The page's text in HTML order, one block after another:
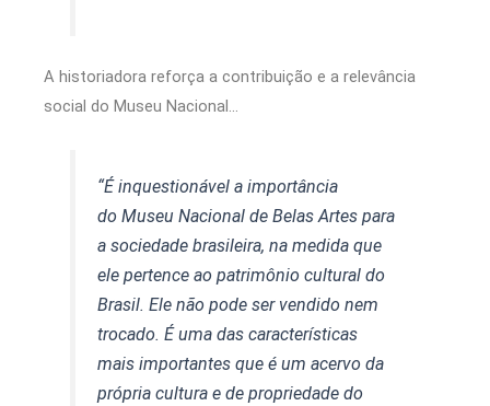
A historiadora reforça a contribuição e a relevância
social do Museu Nacional…
“É inquestionável a importância
do Museu Nacional de Belas Artes para
a sociedade brasileira, na medida que
ele pertence ao patrimônio cultural do
Brasil. Ele não pode ser vendido nem
trocado. É uma das características
mais importantes que é um acervo da
própria cultura e de propriedade do